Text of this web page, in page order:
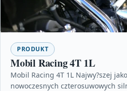
PRODUKT
Mobil Racing 4T 1L
Mobil Racing 4T 1L Najwy?szej
nowoczesnych czterosuwowych